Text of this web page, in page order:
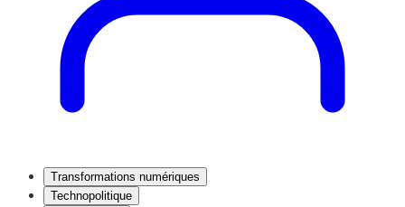
Transformations numériques
Technopolitique